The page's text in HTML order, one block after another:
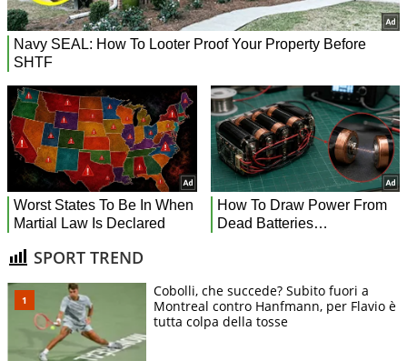
SPORT TREND
Cobolli, che succede? Subito fuori a
Montreal contro Hanfmann, per Flavio è
tutta colpa della tosse